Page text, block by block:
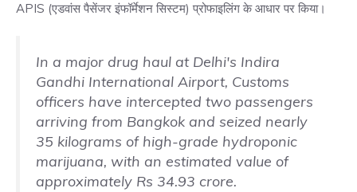
APIS (एडवांस पैसेंजर इंफॉर्मेशन सिस्टम) प्रोफाइलिंग के आधार पर किया।
In a major drug haul at Delhi's Indira
Gandhi International Airport, Customs
officers have intercepted two passengers
arriving from Bangkok and seized nearly
35 kilograms of high-grade hydroponic
marijuana, with an estimated value of
approximately Rs 34.93 crore.